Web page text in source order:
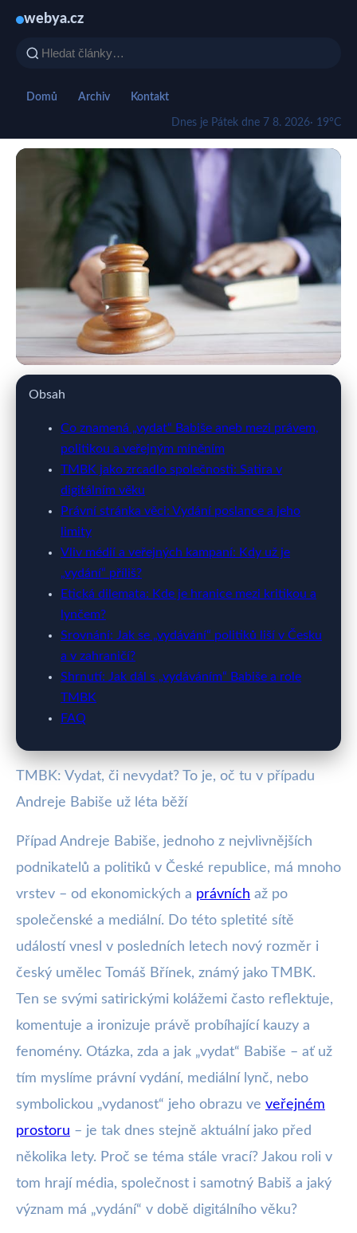
webya.cz
Domů Archiv Kontakt
Dnes je Pátek dne 7 8. 2026· 19°C
webya.cz
Kauza Babiše: Právní Vydání,
Média a Satirické Zobrazení TMBK
7. 3. 2026· 11 min čtení · Autor: Milan Jiránek
Obsah
Co znamená „vydat“ Babiše aneb mezi právem,
politikou a veřejným míněním
TMBK jako zrcadlo společnosti: Satira v
digitálním věku
Právní stránka věci: Vydání poslance a jeho
limity
Vliv médií a veřejných kampaní: Kdy už je
„vydání“ příliš?
Etická dilemata: Kde je hranice mezi kritikou a
lynčem?
Srovnání: Jak se „vydávání“ politiků liší v Česku
a v zahraničí?
Shrnutí: Jak dál s „vydáváním“ Babiše a role
TMBK
FAQ
TMBK: Vydat, či nevydat? To je, oč tu v případu
Andreje Babiše už léta běží
Případ Andreje Babiše, jednoho z nejvlivnějších
podnikatelů a politiků v České republice, má mnoho
vrstev – od ekonomických a právních až po
společenské a mediální. Do této spletité sítě
událostí vnesl v posledních letech nový rozměr i
český umělec Tomáš Břínek, známý jako TMBK.
Ten se svými satirickými kolážemi často reflektuje,
komentuje a ironizuje právě probíhající kauzy a
fenomény. Otázka, zda a jak „vydat“ Babiše – ať už
tím myslíme právní vydání, mediální lynč, nebo
symbolickou „vydanost“ jeho obrazu ve veřejném
prostoru – je tak dnes stejně aktuální jako před
několika lety. Proč se téma stále vrací? Jakou roli v
tom hrají média, společnost i samotný Babiš a jaký
význam má „vydání“ v době digitálního věku?